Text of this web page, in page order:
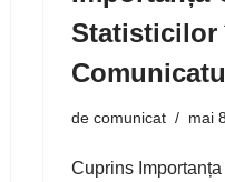
Statisticilor
de comunicat mai
Cuprins